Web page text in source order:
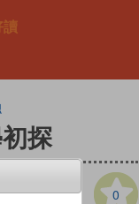
讀
探
0